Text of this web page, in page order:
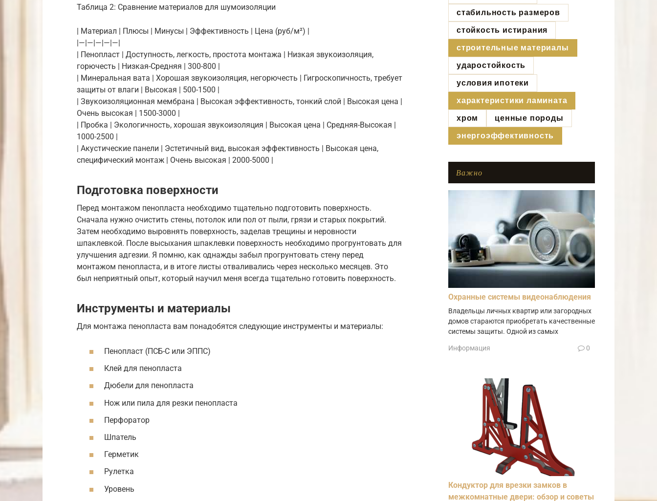
Таблица 2: Сравнение материалов для шумоизоляции
| Материал | Плюсы | Минусы | Эффективность | Цена (руб/м²) |
|—|—|—|—|—|
| Пенопласт | Доступность, легкость, простота монтажа | Низкая звукоизоляция,
горючесть | Низкая-Средняя | 300-800 |
| Минеральная вата | Хорошая звукоизоляция, негорючесть | Гигроскопичность, требует
защиты от влаги | Высокая | 500-1500 |
| Звукоизоляционная мембрана | Высокая эффективность, тонкий слой | Высокая цена |
Очень высокая | 1500-3000 |
| Пробка | Экологичность, хорошая звукоизоляция | Высокая цена | Средняя-Высокая |
1000-2500 |
| Акустические панели | Эстетичный вид, высокая эффективность | Высокая цена,
специфический монтаж | Очень высокая | 2000-5000 |
Подготовка поверхности
Перед монтажом пенопласта необходимо тщательно подготовить поверхность.
Сначала нужно очистить стены, потолок или пол от пыли, грязи и старых покрытий.
Затем необходимо выровнять поверхность, заделав трещины и неровности
шпаклевкой. После высыхания шпаклевки поверхность необходимо прогрунтовать для
улучшения адгезии. Я помню, как однажды забыл прогрунтовать стену перед
монтажом пенопласта, и в итоге листы отваливались через несколько месяцев. Это
был неприятный опыт, который научил меня всегда тщательно готовить поверхность.
Инструменты и материалы
Для монтажа пенопласта вам понадобятся следующие инструменты и материалы:
Пенопласт (ПСБ-С или ЭППС)
Клей для пенопласта
Дюбели для пенопласта
Нож или пила для резки пенопласта
Перфоратор
Шпатель
Герметик
Рулетка
Уровень
стабильность размеров
стойкость истирания
строительные материалы
ударостойкость
условия ипотеки
характеристики ламината
хром ценные породы
энергоэффективность
Важно
Охранные системы видеонаблюдения
Владельцы личных квартир или загородных
домов стараются приобретать качественные
системы защиты. Одной из самых
Информация 0
Кондуктор для врезки замков в
межкомнатные двери: обзор и советы